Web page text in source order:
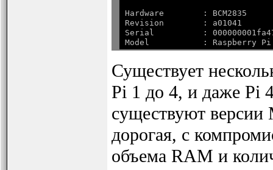
Hardware        : BCM2835
Revision        : a01041
Serial          :
Model           : Raspberry Pi
Существует
Pi 1 до 4, и даже Pi
существуют
дорогая, с
объема RAM и